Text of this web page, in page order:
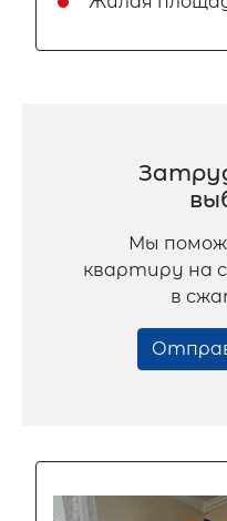
Мы
квартиру на
в